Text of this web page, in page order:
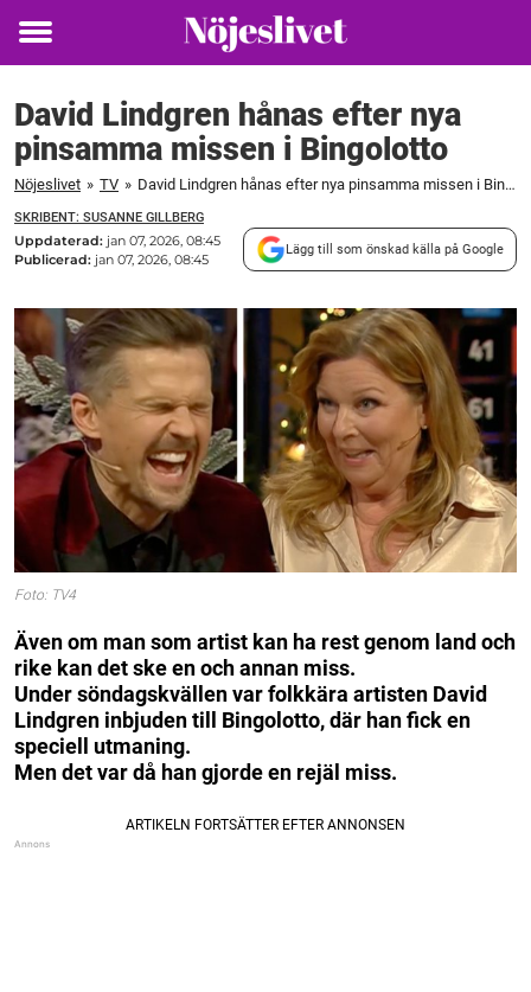
Toggle
David Lindgren hånas efter nya
pinsamma missen i Bingolotto
Nöjeslivet » TV » David Lindgren hånas efter nya pinsamma missen i Bingolotto
SKRIBENT: SUSANNE GILLBERG
Uppdaterad: jan 07, 2026, 08:45
Publicerad: jan 07, 2026, 08:45
Lägg till som önskad källa på Google
Foto: TV4
Även om man som artist kan ha rest genom land och
rike kan det ske en och annan miss.
Under söndagskvällen var folkkära artisten David
Lindgren inbjuden till Bingolotto, där han fick en
speciell utmaning.
Men det var då han gjorde en rejäl miss.